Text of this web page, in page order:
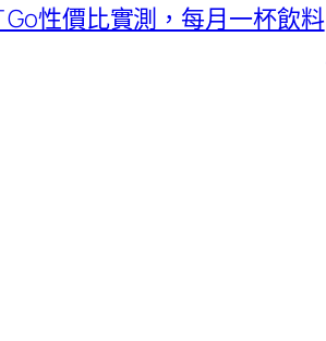
性價比實測，每月一杯飲料